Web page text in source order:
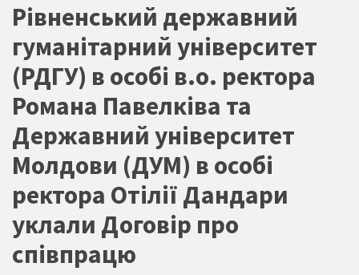
Рівненський державний
гуманітарний університет
(РДГУ) в особі в.о. ректора
Романа Павелківа та
Державний університет
Молдови (ДУМ) в особі
ректора Отілії Дандари
уклали Договір про
співпрацю